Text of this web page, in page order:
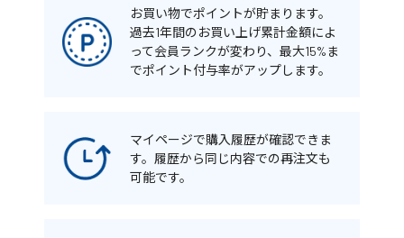
お買い物でポイントが貯まります。
過去1年間のお買い上げ累計金額によ
って会員ランクが変わり、最大15%ま
でポイント付与率がアップします。
マイページで購入履歴が確認できま
す。履歴から同じ内容での再注文も
可能です。